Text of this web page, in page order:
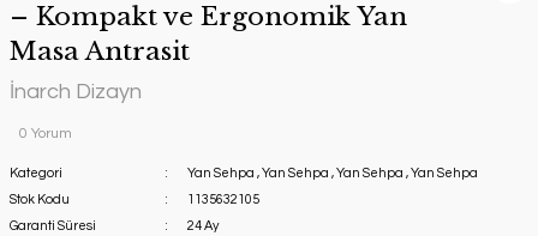
– Kompakt ve Ergonomik Yan
Masa Antrasit
İnarch Dizayn
0 Yorum
Kategori Yan Sehpa ,Yan Sehpa ,Yan Sehpa ,Yan Sehpa
Stok Kodu
1135632105
Garanti Süresi
24 Ay